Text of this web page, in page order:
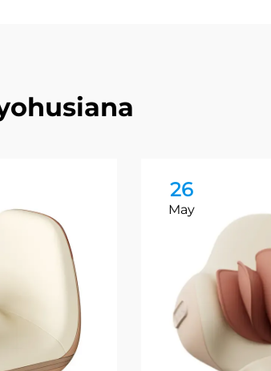
26
May